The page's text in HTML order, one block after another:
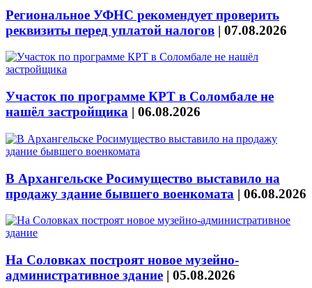
Региональное УФНС рекомендует проверить
реквизиты перед уплатой налогов | 07.08.2026
Участок по программе КРТ в Соломбале не
нашёл застройщика | 06.08.2026
В Архангельске Росимущество выставило на
продажу здание бывшего военкомата | 06.08.2026
На Соловках построят новое музейно-
административное здание | 05.08.2026